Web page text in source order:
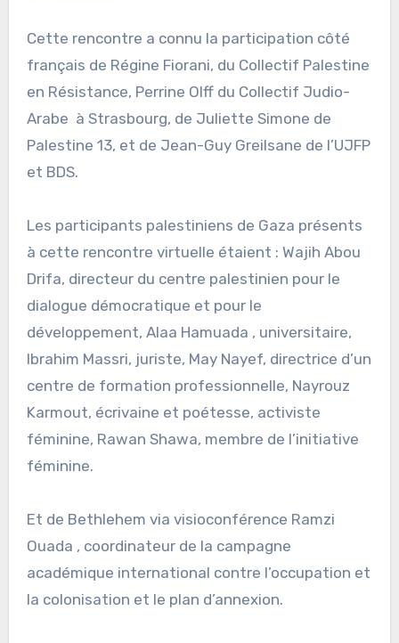
Cette rencontre a connu la participation côté
français de Régine Fiorani, du Collectif Palestine
en Résistance, Perrine Olff du Collectif Judio-
Arabe à Strasbourg, de Juliette Simone de
Palestine 13, et de Jean-Guy Greilsane de l’UJFP
et BDS.
Les participants palestiniens de Gaza présents
à cette rencontre virtuelle étaient : Wajih Abou
Drifa, directeur du centre palestinien pour le
dialogue démocratique et pour le
développement, Alaa Hamuada , universitaire,
Ibrahim Massri, juriste, May Nayef, directrice d’un
centre de formation professionnelle, Nayrouz
Karmout, écrivaine et poétesse, activiste
féminine, Rawan Shawa, membre de l’initiative
féminine.
Et de Bethlehem via visioconférence Ramzi
Ouada , coordinateur de la campagne
académique international contre l’occupation et
la colonisation et le plan d’annexion.